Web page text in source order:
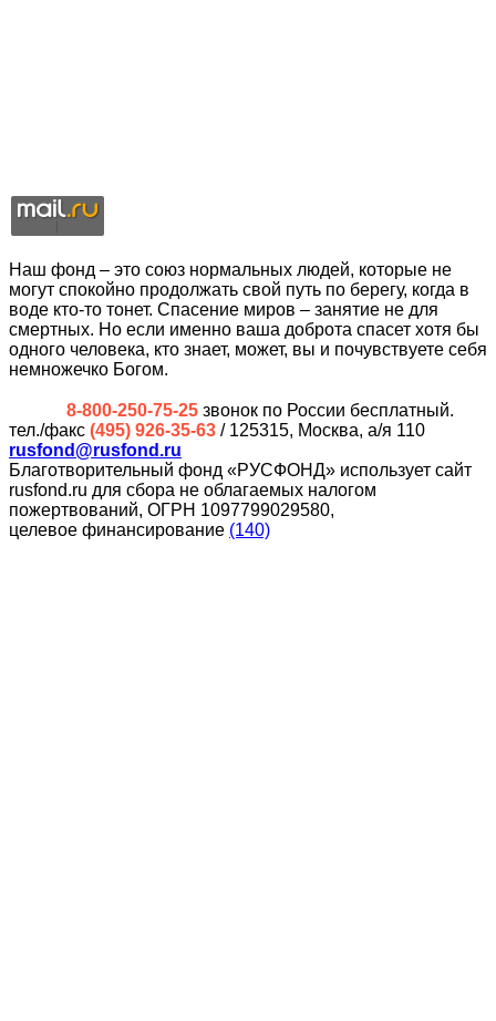
Наш фонд – это союз нормальных людей, которые не
могут спокойно продолжать свой путь по берегу, когда в
воде кто-то тонет. Спасение миров – занятие не для
смертных. Но если именно ваша доброта спасет хотя бы
одного человека, кто знает, может, вы и почувствуете себя
немножечко Богом.
8-800-250-75-25 звонок по России бесплатный.
тел./факс (495) 926-35-63 / 125315, Москва, а/я 110
rusfond@rusfond.ru
Благотворительный фонд «РУСФОНД» использует сайт
rusfond.ru для сбора не облагаемых налогом
пожертвований, ОГРН 1097799029580,
целевое финансирование (140)